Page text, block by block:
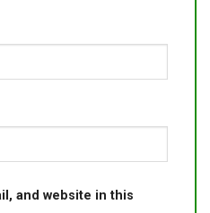
and website in this